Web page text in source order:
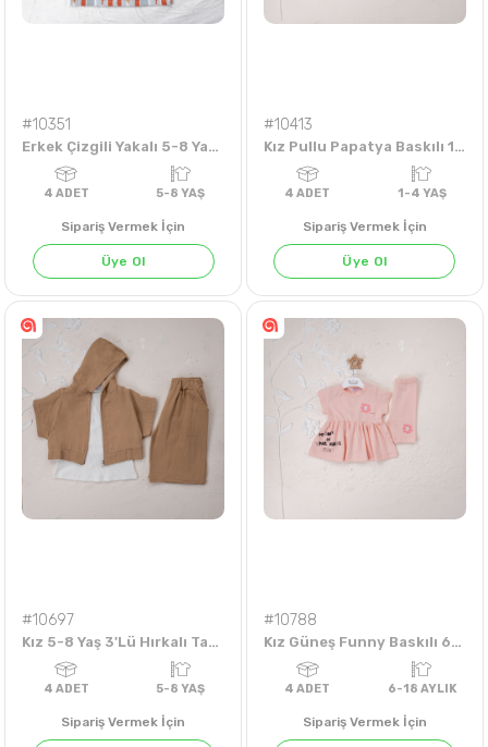
#10351
Erkek Çizgili Yakalı 5-8 Yaş Tişört
Sipariş Vermek İçin
Üye Ol
#10413
Kız Pullu Papatya Baskılı 1-4 Yaş Şortlu Takım
Sipariş Vermek İçin
Üye Ol
#10697
Kız 5-8 Yaş 3'Lü Hırkalı Takım
Sipariş Vermek İçin
#10788
Kız Güneş Funny Baskılı 6-18 Aylık Takım
Sipariş Vermek İçin